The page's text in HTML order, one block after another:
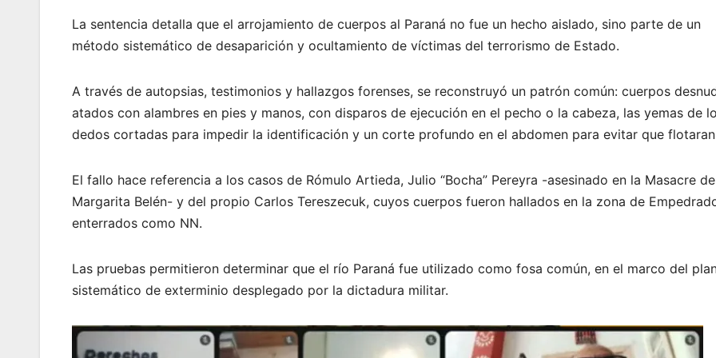
La sentencia detalla que el arrojamiento de cuerpos al Paraná no fue un hecho aislado, sino parte de un
método sistemático de desaparición y ocultamiento de víctimas del terrorismo de Estado.
A través de autopsias, testimonios y hallazgos forenses, se reconstruyó un patrón común: cuerpos
atados con alambres en pies y manos, con disparos de ejecución en el pecho o la cabeza, las yemas de
dedos cortadas para impedir la identificación y un corte profundo en el abdomen para evitar que
El fallo hace referencia a los casos de Rómulo Artieda, Julio “Bocha” Pereyra -asesinado en la Masacre de
Margarita Belén- y del propio Carlos Tereszecuk, cuyos cuerpos fueron hallados en la zona de
enterrados como NN.
Las pruebas permitieron determinar que el río Paraná fue utilizado como fosa común, en el marco del
sistemático de exterminio desplegado por la dictadura militar.